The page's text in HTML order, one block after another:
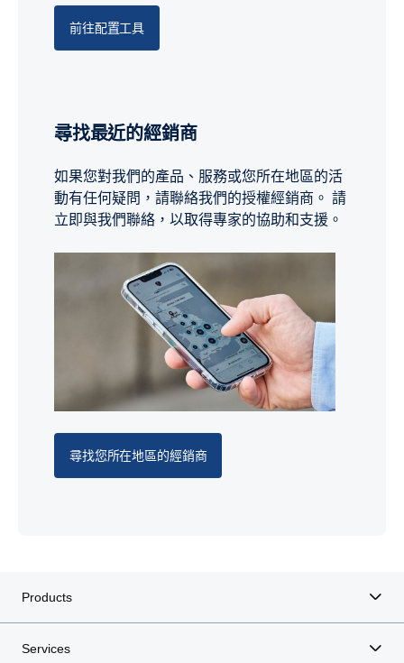
前往配置工具
尋找最近的經銷商
如果您對我們的產品、服務或您所在地區的活
動有任何疑問，請聯絡我們的授權經銷商。 請
立即與我們聯絡，以取得專家的協助和支援。
尋找您所在地區的經銷商
Products
Services